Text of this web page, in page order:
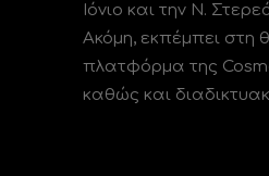
Ιόνιο και την Ν.
Ακόμη, εκπέμπει στη
πλατφόρμα της
καθώς και